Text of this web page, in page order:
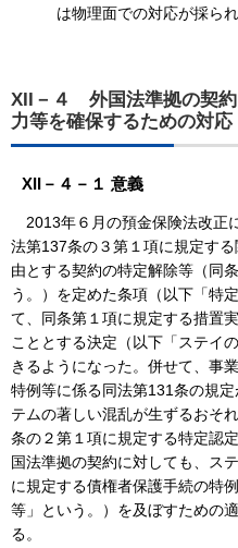
は物理面での対応が採られ
XII－４ 外国法準拠の契
力等を確保するための対応
XII－４－１ 意義
2013年６月の預金保険法改正
法第137条の３第１項に規定す
由とする契約の特定解除等（同
う。）を定めた条項（以下「特
て、同条第１項に規定する措置
こととする決定（以下「ステイ
きるようになった。併せて、事
特例等に係る同法第131条の規
テムの著しい混乱が生ずるおそ
条の２第１項に規定する特定認
国法準拠の契約に対しても、ス
に規定する債権者保護手続の特
等」という。）を及ぼすための
る。